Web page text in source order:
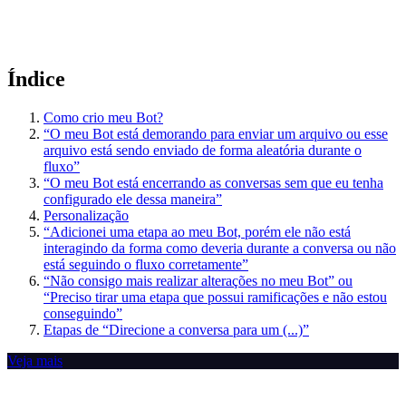
Índice
Como crio meu Bot?
“O meu Bot está demorando para enviar um arquivo ou esse
arquivo está sendo enviado de forma aleatória durante o
fluxo”
“O meu Bot está encerrando as conversas sem que eu tenha
configurado ele dessa maneira”
Personalização
“Adicionei uma etapa ao meu Bot, porém ele não está
interagindo da forma como deveria durante a conversa ou não
está seguindo o fluxo corretamente”
“Não consigo mais realizar alterações no meu Bot” ou
“Preciso tirar uma etapa que possui ramificações e não estou
conseguindo”
Etapas de “Direcione a conversa para um (...)”
Veja mais